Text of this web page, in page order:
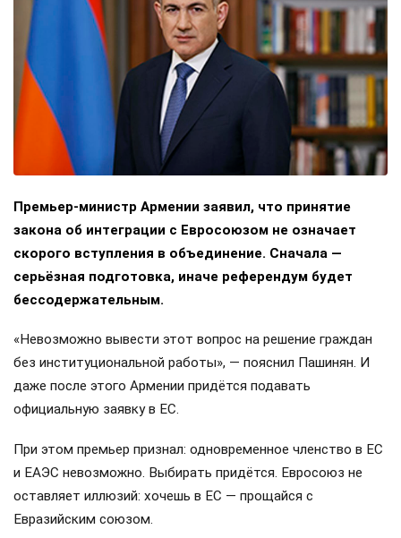
Премьер-министр Армении заявил, что принятие
закона об интеграции с Евросоюзом не означает
скорого вступления в объединение. Сначала —
серьёзная подготовка, иначе референдум будет
бессодержательным.
«Невозможно вывести этот вопрос на решение граждан
без институциональной работы», — пояснил Пашинян. И
даже после этого Армении придётся подавать
официальную заявку в ЕС.
При этом премьер признал: одновременное членство в ЕС
и ЕАЭС невозможно. Выбирать придётся. Евросоюз не
оставляет иллюзий: хочешь в ЕС — прощайся с
Евразийским союзом.